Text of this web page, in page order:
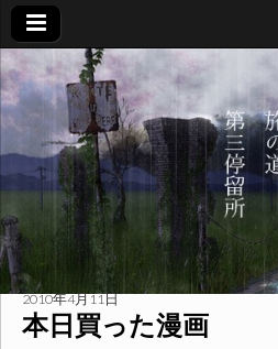
旅
の
道
第
三
2010年4月11日
本日買った漫画